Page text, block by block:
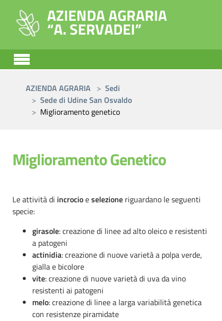
Skip to main content
AZIENDA AGRARIA
Sedi
Sede di Udine San Osvaldo
Miglioramento genetico
Miglioramento Genetico
Le attività di incrocioeselezione riguardano le seguenti
specie:
girasole: creazione di linee ad alto oleico e resistenti
a patogeni
actinidia: creazione di nuove varietà a polpa verde,
gialla e bicolore
vite: creazione di nuove varietà di uva da vino
resistenti ai patogeni
melo: creazione di linee a larga variabilità genetica
con resistenze piramidate